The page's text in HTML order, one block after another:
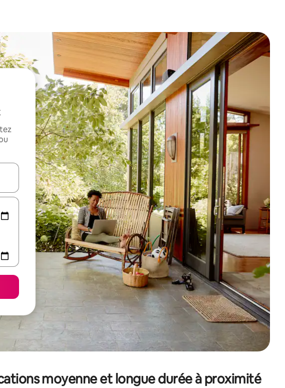
vers le haut et vers le bas pour les parcourir ou en appuyant et en faisant glisser.
moyenne et longue durée à proximité